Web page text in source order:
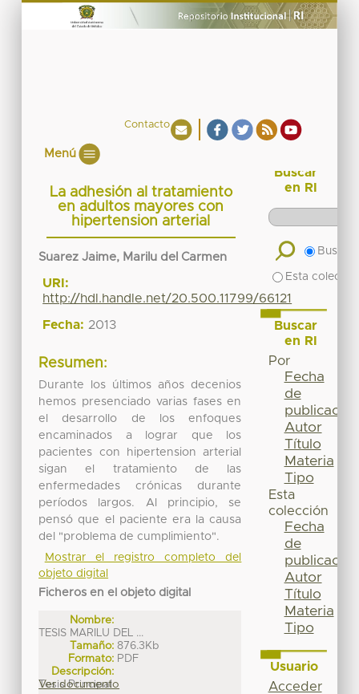
Contacto
Menú
La adhesión al tratamiento
en adultos mayores con
hipertension arterial
Suarez Jaime, Marilu del Carmen
URI:
http://hdl.handle.net/20.500.11799/66121
Fecha: 2013
Resumen:
Durante los últimos años decenios
hemos presenciado varias fases en
el desarrollo de los enfoques
encaminados a lograr que los
pacientes con hipertension arterial
sigan el tratamiento de las
enfermedades crónicas durante
períodos largos. Al principio, se
pensó que el paciente era la causa
del "problema de cumplimiento".
Mostrar el registro completo del
objeto digital
Ficheros en el objeto digital
Nombre:
TESIS MARILU DEL ...
Tamaño: 876.3Kb
Formato: PDF
Descripción:
Tesis Principal
Ver documento
Buscar
en RI
Buscar
Esta
Buscar
en RI
Por
Fecha
de
publicación
Autor
Título
Materia
Tipo
Esta
colección
Fecha
de
publicación
Autor
Título
Materia
Tipo
Usuario
Acceder